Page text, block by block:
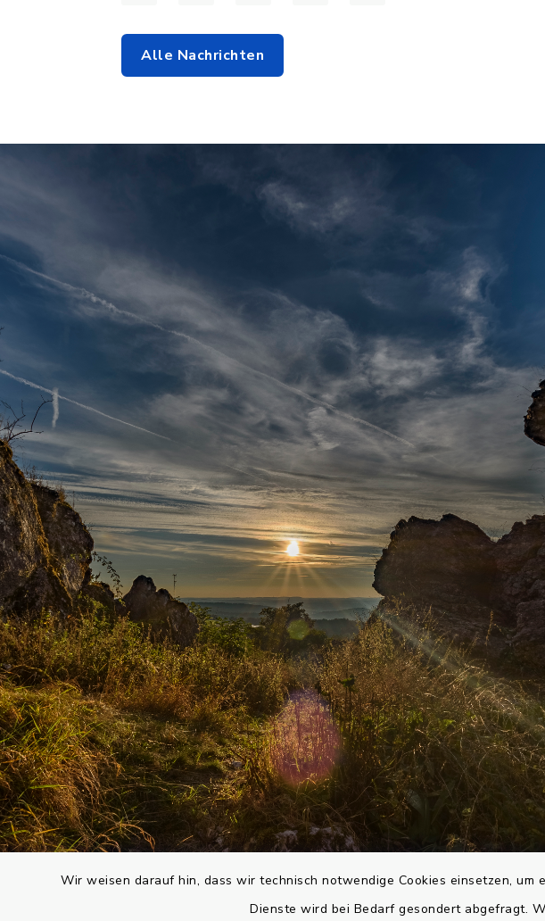
Wir weisen darauf hin, dass wir technisch notwendige Cookies einsetzen,
Dienste wird bei Bedarf gesondert abgefragt.
Alle Nachrichten